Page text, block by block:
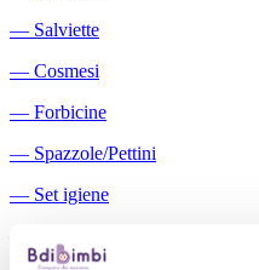
― Salviette
― Cosmesi
― Forbicine
― Spazzole/Pettini
― Set igiene